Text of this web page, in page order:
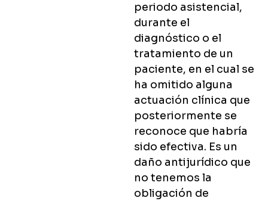
periodo asistencial,
durante el
diagnóstico o el
tratamiento de un
paciente, en el cual se
ha omitido alguna
actuación clínica que
posteriormente se
reconoce que habría
sido efectiva. Es un
daño antijurídico que
no tenemos la
obligación de